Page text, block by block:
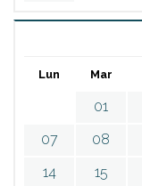
Lun Mar
01
07
08
14
15